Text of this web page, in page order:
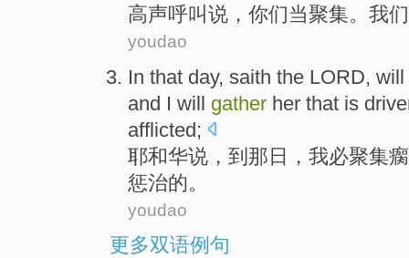
高声呼叫 说， 你们当聚集。 我们
youdao
In that day, saith the LORD, will
and I will gather her that is
afflicted;
耶和华说， 到那日 ， 我必聚集
惩治的。
youdao
更多双语例句